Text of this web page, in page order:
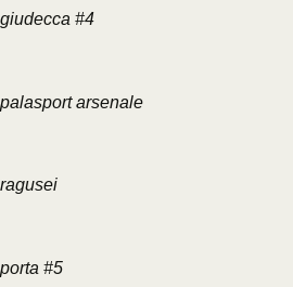
giudecca #4
palasport arsenale
ragusei
porta #5